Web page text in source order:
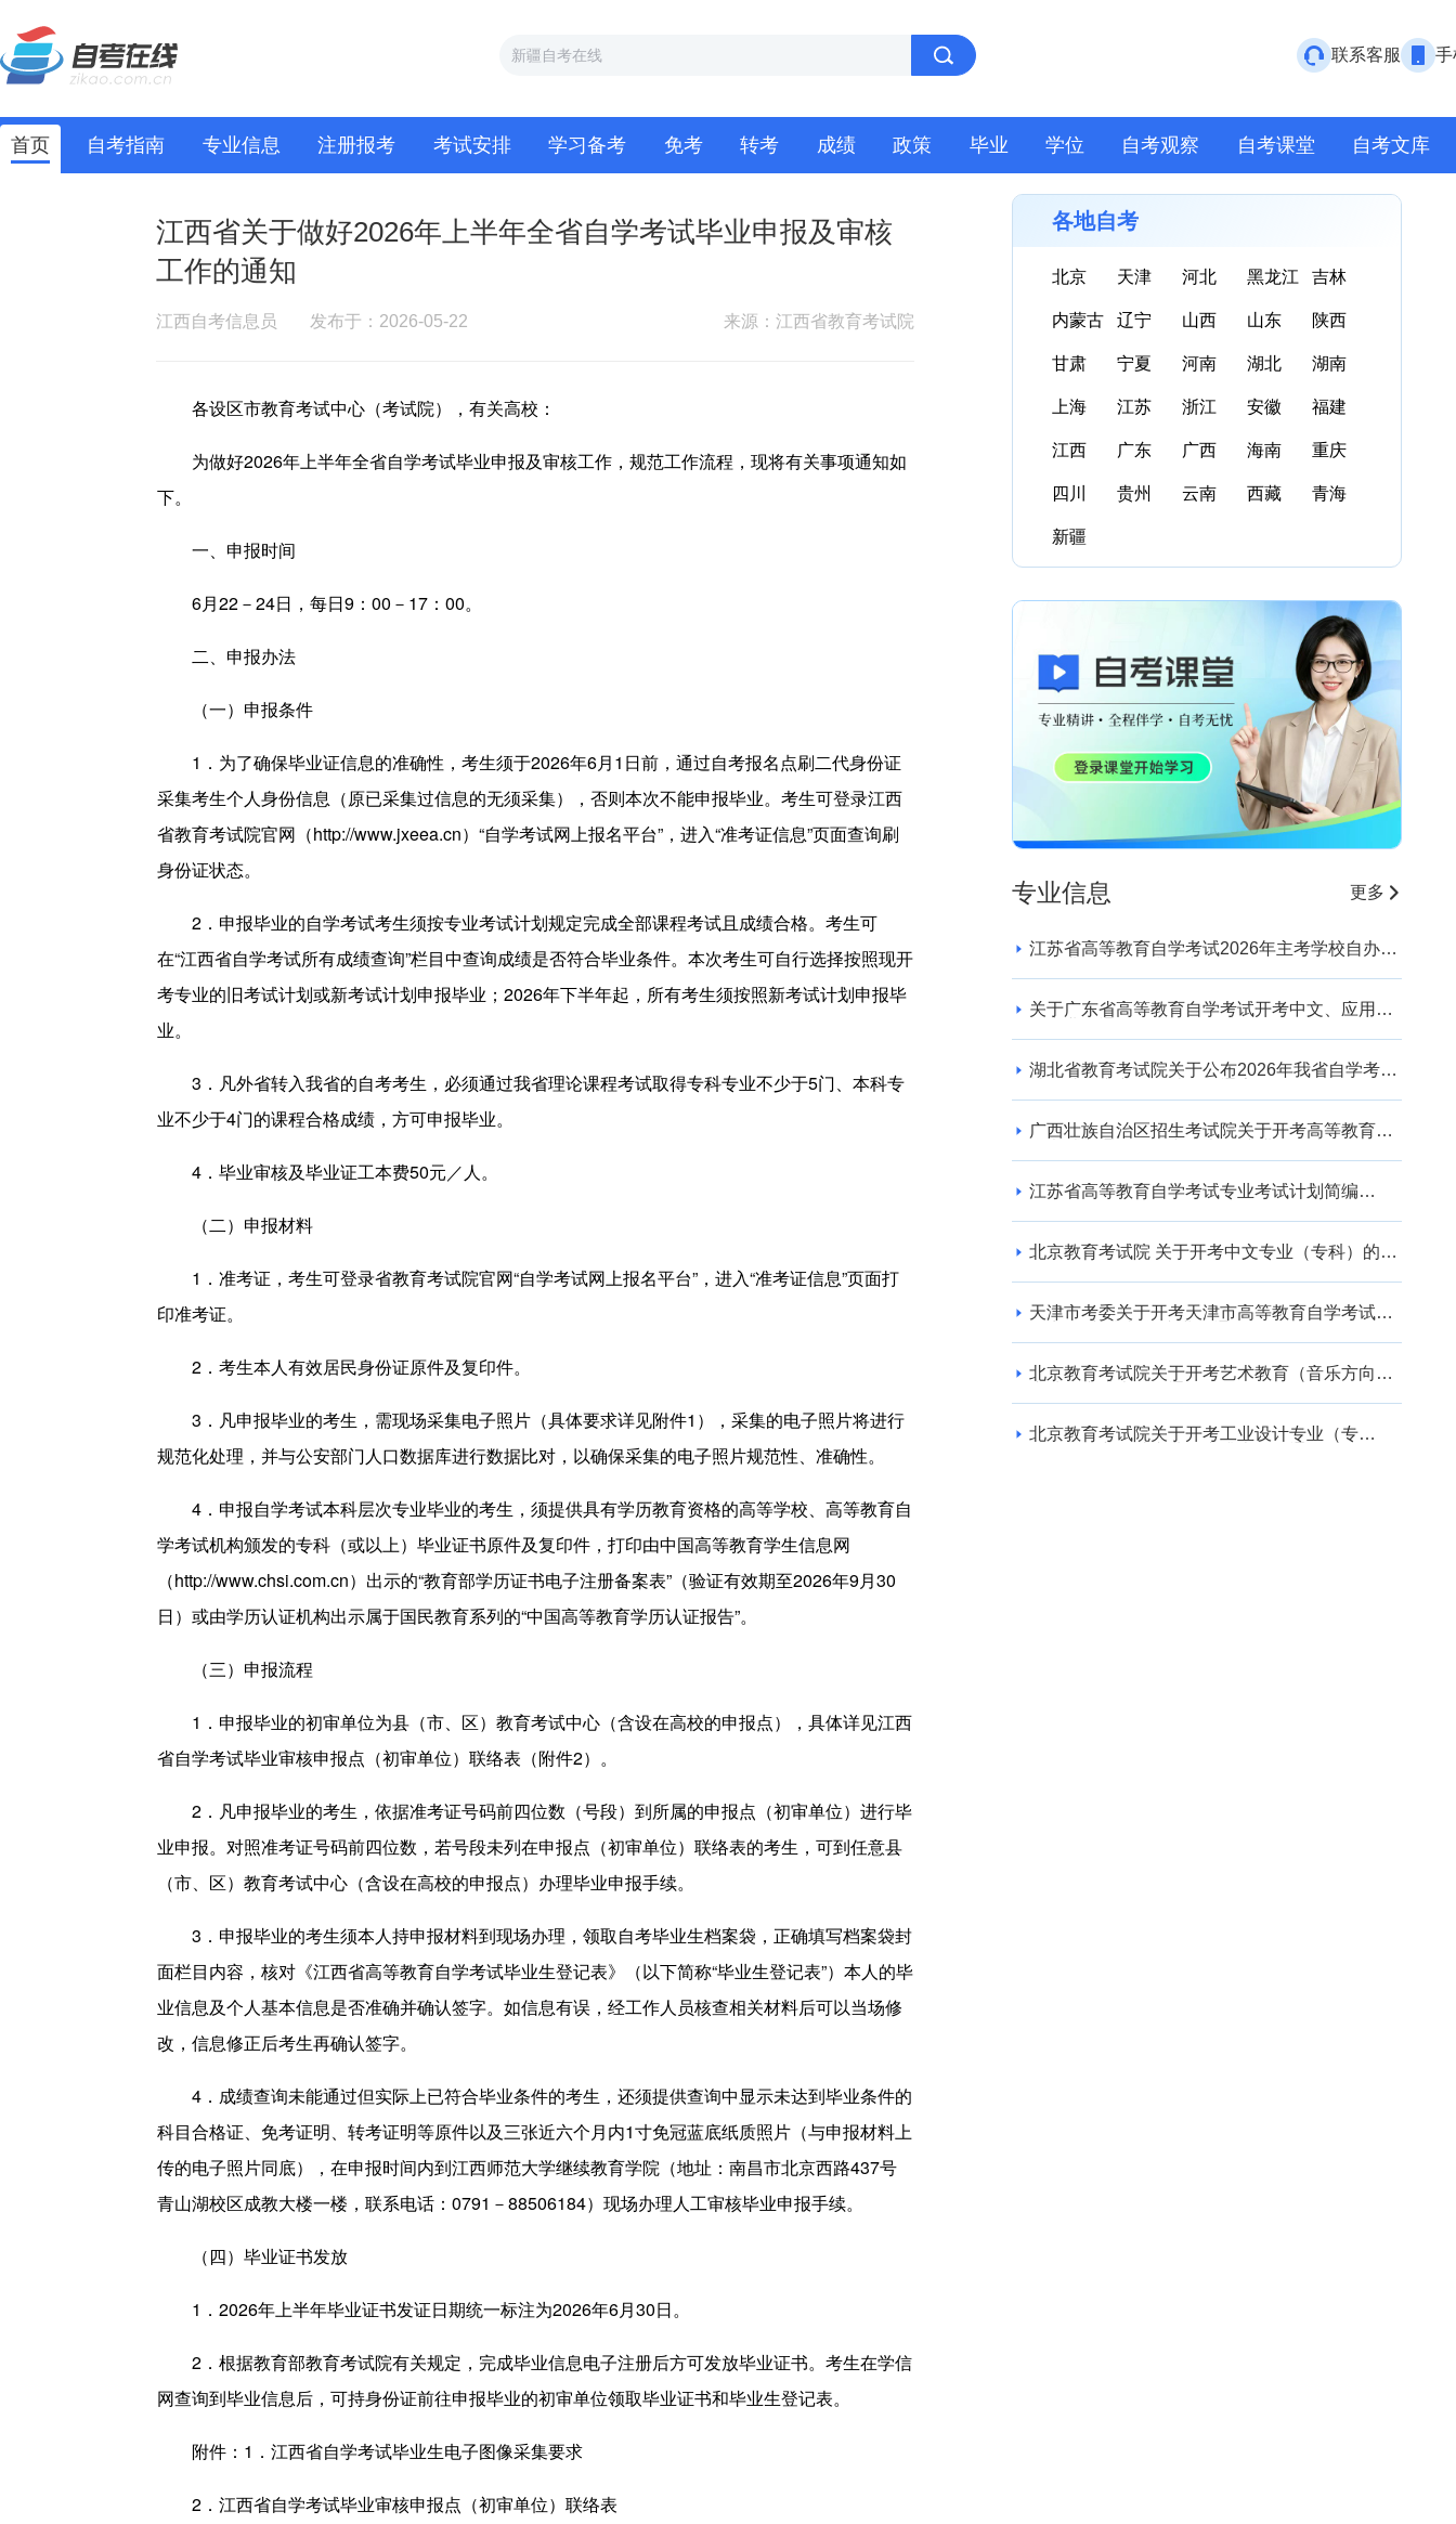
联系客服 手
首页 自考指南 专业信息 注册报考 考试安排 学习备考 免考 转考 成绩 政策 毕业 学位 自考观察 自考课堂 自考文库
江西省关于做好2026年上半年全省自学考试毕业申报及审核
工作的通知
江西自考信息员 发布于：2026-05-22 来源：江西省教育考试院
各设区市教育考试中心（考试院），有关高校：
为做好2026年上半年全省自学考试毕业申报及审核工作，规范工作流程，现将有关事项通知如
下。
一、申报时间
6月22－24日，每日9：00－17：00。
二、申报办法
（一）申报条件
1．为了确保毕业证信息的准确性，考生须于2026年6月1日前，通过自考报名点刷二代身份证
采集考生个人身份信息（原已采集过信息的无须采集），否则本次不能申报毕业。考生可登录江西
省教育考试院官网（http://www.jxeea.cn）“自学考试网上报名平台”，进入“准考证信息”页面查询刷
身份证状态。
2．申报毕业的自学考试考生须按专业考试计划规定完成全部课程考试且成绩合格。考生可
在“江西省自学考试所有成绩查询”栏目中查询成绩是否符合毕业条件。本次考生可自行选择按照现开
考专业的旧考试计划或新考试计划申报毕业；2026年下半年起，所有考生须按照新考试计划申报毕
业。
3．凡外省转入我省的自考考生，必须通过我省理论课程考试取得专科专业不少于5门、本科专
业不少于4门的课程合格成绩，方可申报毕业。
4．毕业审核及毕业证工本费50元／人。
（二）申报材料
1．准考证，考生可登录省教育考试院官网“自学考试网上报名平台”，进入“准考证信息”页面打
印准考证。
2．考生本人有效居民身份证原件及复印件。
3．凡申报毕业的考生，需现场采集电子照片（具体要求详见附件1），采集的电子照片将进行
规范化处理，并与公安部门人口数据库进行数据比对，以确保采集的电子照片规范性、准确性。
4．申报自学考试本科层次专业毕业的考生，须提供具有学历教育资格的高等学校、高等教育自
学考试机构颁发的专科（或以上）毕业证书原件及复印件，打印由中国高等教育学生信息网
（http://www.chsi.com.cn）出示的“教育部学历证书电子注册备案表”（验证有效期至2026年9月30
日）或由学历认证机构出示属于国民教育系列的“中国高等教育学历认证报告”。
（三）申报流程
1．申报毕业的初审单位为县（市、区）教育考试中心（含设在高校的申报点），具体详见江西
省自学考试毕业审核申报点（初审单位）联络表（附件2）。
2．凡申报毕业的考生，依据准考证号码前四位数（号段）到所属的申报点（初审单位）进行毕
业申报。对照准考证号码前四位数，若号段未列在申报点（初审单位）联络表的考生，可到任意县
（市、区）教育考试中心（含设在高校的申报点）办理毕业申报手续。
3．申报毕业的考生须本人持申报材料到现场办理，领取自考毕业生档案袋，正确填写档案袋封
面栏目内容，核对《江西省高等教育自学考试毕业生登记表》（以下简称“毕业生登记表”）本人的毕
业信息及个人基本信息是否准确并确认签字。如信息有误，经工作人员核查相关材料后可以当场修
改，信息修正后考生再确认签字。
4．成绩查询未能通过但实际上已符合毕业条件的考生，还须提供查询中显示未达到毕业条件的
科目合格证、免考证明、转考证明等原件以及三张近六个月内1寸免冠蓝底纸质照片（与申报材料上
传的电子照片同底），在申报时间内到江西师范大学继续教育学院（地址：南昌市北京西路437号
青山湖校区成教大楼一楼，联系电话：0791－88506184）现场办理人工审核毕业申报手续。
（四）毕业证书发放
1．2026年上半年毕业证书发证日期统一标注为2026年6月30日。
2．根据教育部教育考试院有关规定，完成毕业信息电子注册后方可发放毕业证书。考生在学信
网查询到毕业信息后，可持身份证前往申报毕业的初审单位领取毕业证书和毕业生登记表。
附件：1．江西省自学考试毕业生电子图像采集要求
2．江西省自学考试毕业审核申报点（初审单位）联络表
各地自考
北京 天津 河北 黑龙江 吉林
内蒙古 辽宁 山西 山东 陕西
甘肃 宁夏 河南 湖北 湖南
上海 江苏 浙江 安徽 福建
江西 广东 广西 海南 重庆
四川 贵州 云南 西藏 青海
新疆
专业信息 更多
江苏省高等教育自学考试2026年主考学校自办助
关于广东省高等教育自学考试开考中文、应用英
湖北省教育考试院关于公布2026年我省自学考试
广西壮族自治区招生考试院关于开考高等教育自
江苏省高等教育自学考试专业考试计划简编
北京教育考试院 关于开考中文专业（专科）的通
天津市考委关于开考天津市高等教育自学考试电
北京教育考试院关于开考艺术教育（音乐方向）
北京教育考试院关于开考工业设计专业（专